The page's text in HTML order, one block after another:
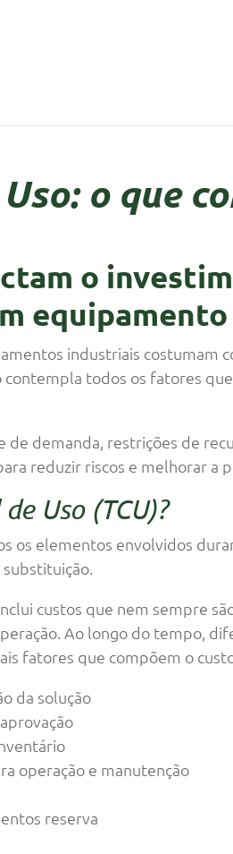
o que
o
equipamento
industriais costumam
todos os fatores
de demanda, restrições de
reduzir riscos e melhorar a
Uso (TCU)?
os elementos envolvidos
custos que nem sempre
Ao longo do tempo,
fatores que compõem o
da solução
operação e manutenção
reserva